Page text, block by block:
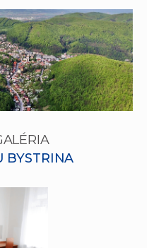
BYSTRINA